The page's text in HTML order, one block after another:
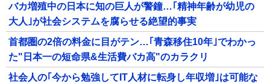
バカ増殖中の日本に知の巨人が警鐘…｢精神年齢が幼児の
大人｣が社会システムを腐らせる絶望的事実
首都圏の2倍の料金に目がテン…｢青森移住10年｣でわかっ
た"日本一の短命県&生活費バカ高"のカラクリ
社会人の｢今から勉強してIT人材に転身し年収増｣は可能な